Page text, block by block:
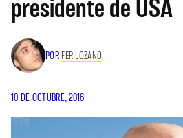
POR FER LOZANO
10 DE OCTUBRE, 2016